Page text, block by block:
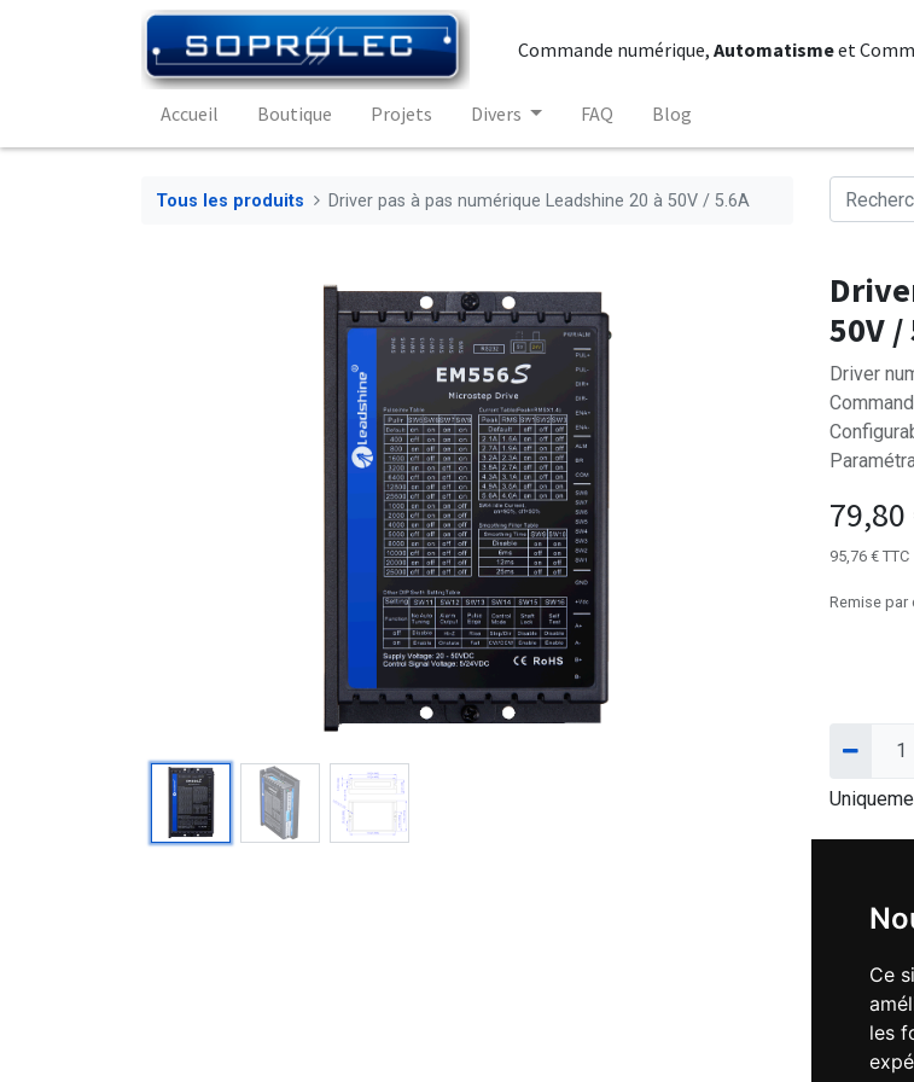
Ce
les
Commande numérique,Automatismeet
Accueil Boutique Projets Divers FAQ Blog
Tous les produits Driver pas à pas numérique Leadshine 20 à 50V / 5.6A
50V /
Driver
79,80
95,76 € TTC
Remise par